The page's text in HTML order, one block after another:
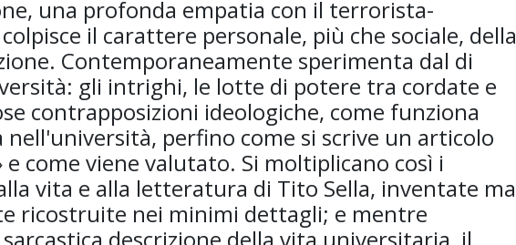
una profonda empatia con il terrorista-
il carattere personale, più che sociale, della
Contemporaneamente sperimenta dal di
gli intrighi, le lotte di potere tra cordate e
contrapposizioni ideologiche, come funziona
nell'università, perfino come si scrive un articolo
e come viene valutato. Si moltiplicano così i
vita e alla letteratura di Tito Sella, inventate ma
ricostruite nei minimi dettagli; e mentre